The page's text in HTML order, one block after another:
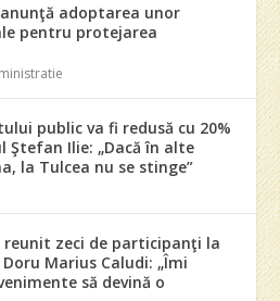
adoptarea unor
pentru protejarea
public va fi redusă cu 20%
Ştefan Ilie: „Dacă în alte
la Tulcea nu se stinge”
reunit zeci de participanţi la
Marius Caludi: „Îmi
să devină o